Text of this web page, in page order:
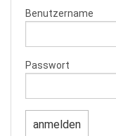
Benutzername
Passwort